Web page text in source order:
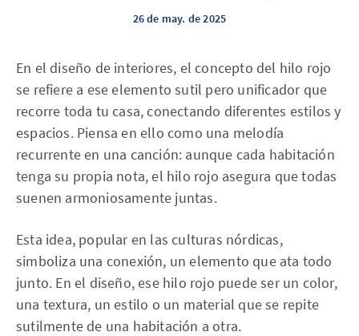
26 de may. de 2025
En el diseño de interiores, el concepto del hilo rojo
se refiere a ese elemento sutil pero unificador que
recorre toda tu casa, conectando diferentes estilos y
espacios. Piensa en ello como una melodía
recurrente en una canción: aunque cada habitación
tenga su propia nota, el hilo rojo asegura que todas
suenen armoniosamente juntas.
Esta idea, popular en las culturas nórdicas,
simboliza una conexión, un elemento que ata todo
junto. En el diseño, ese hilo rojo puede ser un color,
una textura, un estilo o un material que se repite
sutilmente de una habitación a otra.